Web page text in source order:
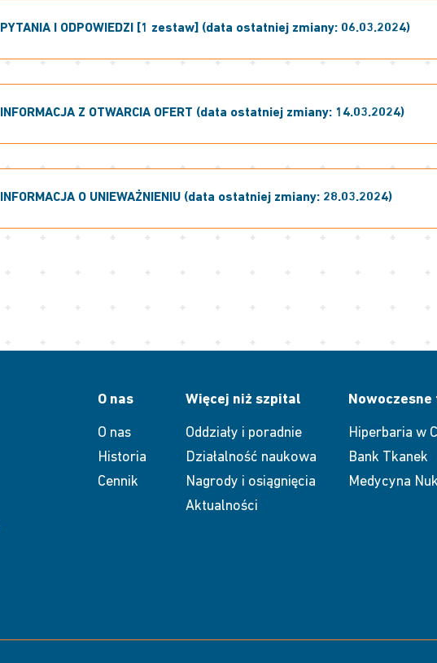
PYTANIA I ODPOWIEDZI [1 zestaw] (data ostatniej zmiany: 06.03.2024)
INFORMACJA Z OTWARCIA OFERT (data ostatniej zmiany: 14.03.2024)
INFORMACJA O UNIEWAŻNIENIU (data ostatniej zmiany: 28.03.2024)
O nas
O nas
Historia
Cennik
Więcej niż szpital
Oddziały i poradnie
Działalność naukowa
Nagrody i osiągnięcia
Aktualności
Hiperbaria w
Bank Tkanek
Medycyna